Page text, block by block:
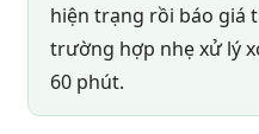
hiện trạng rồi báo giá
trường hợp nhẹ xử lý
60 phút.